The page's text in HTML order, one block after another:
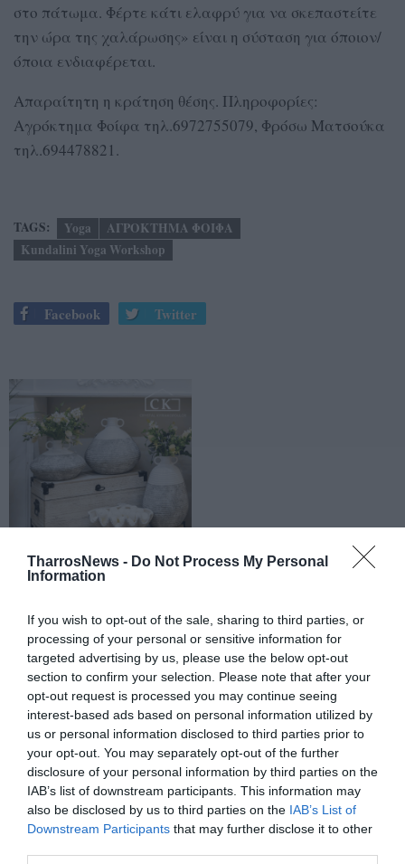
TharrosNews - Do Not Process My Personal
Information
If you wish to opt-out of the sale, sharing to third parties, or
processing of your personal or sensitive information for
targeted advertising by us, please use the below opt-out
section to confirm your selection. Please note that after your
opt-out request is processed you may continue seeing
interest-based ads based on personal information utilized by
us or personal information disclosed to third parties prior to
your opt-out. You may separately opt-out of the further
disclosure of your personal information by third parties on the
IAB’s list of downstream participants. This information may
also be disclosed by us to third parties on the IAB’s List of
Downstream Participants that may further disclose it to other
στο πάτωμα. Φέρτε κάτι ελαφρύ για να σκεπαστείτε
την ώρα της χαλάρωσης» είναι η σύσταση για όποιον/
όποια ενδιαφέρεται.
Απαραίτητη η κράτηση θέσης. Πληροφορίες:
Αγρόκτημα Φοίφα τηλ.6972755079, Φρόσω Ματσούκα
τηλ.694478821.
TAGS: Yoga
ΑΓΡΟΚΤΗΜΑ ΦΟΙΦΑ
Kundalini Yoga Workshop
Facebook Twitter